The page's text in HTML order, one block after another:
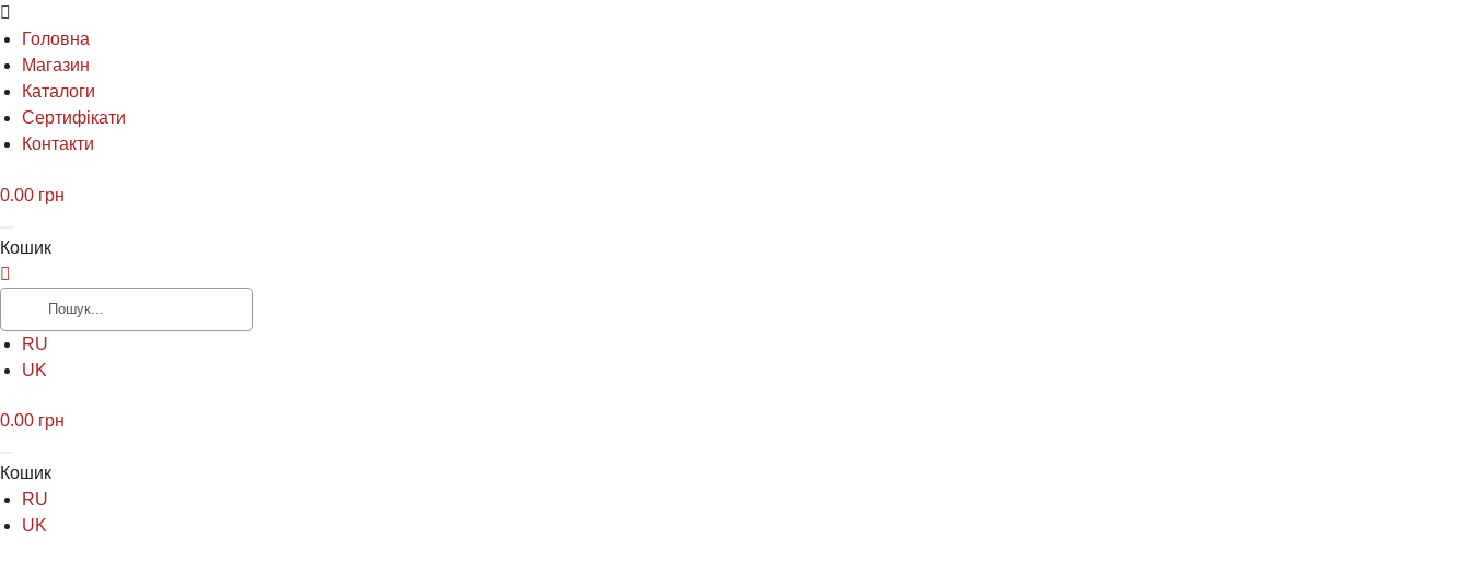
Головна
Магазин
Каталоги
Сертифікати
Контакти
0.00 грн
Кошик
RU
UK
0.00 грн
Кошик
RU
UK